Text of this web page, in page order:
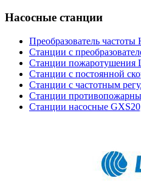
Насосные станции
Преобразователь частоты
Станции с
Станции пожаротушения
Станции с постоянной
Станции с частотным
Станции
Станции насосные